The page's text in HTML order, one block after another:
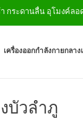
อด
ผู้
เครื่องออกกำลังกายกลาง
บัวลำภู